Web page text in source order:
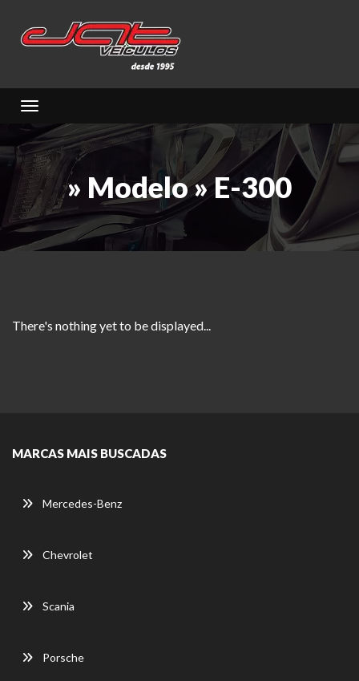
Toggle navigation
» Modelo » E-300
There's nothing yet to be displayed...
MARCAS MAIS BUSCADAS
Mercedes-Benz
Chevrolet
Scania
Porsche